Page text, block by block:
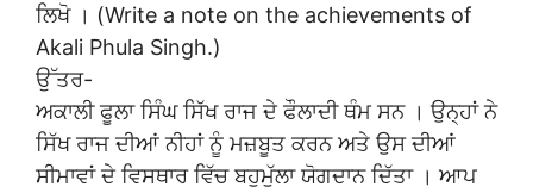
ਲਿਖੋ । (Write a note on the achievements of
Akali Phula Singh.)
ਉੱਤਰ-
ਅਕਾਲੀ ਫੂਲਾ ਸਿੰਘ ਸਿੱਖ ਰਾਜ ਦੇ ਫੌਲਾਦੀ ਥੰਮ ਸਨ । ਉਨ੍ਹਾਂ ਨੇ
ਸਿੱਖ ਰਾਜ ਦੀਆਂ ਨੀਹਾਂ ਨੂੰ ਮਜ਼ਬੂਤ ਕਰਨ ਅਤੇ ਉਸ ਦੀਆਂ
ਸੀਮਾਵਾਂ ਦੇ ਵਿਸਥਾਰ ਵਿੱਚ ਬਹੁਮੁੱਲਾ ਯੋਗਦਾਨ ਦਿੱਤਾ । ਆਪ